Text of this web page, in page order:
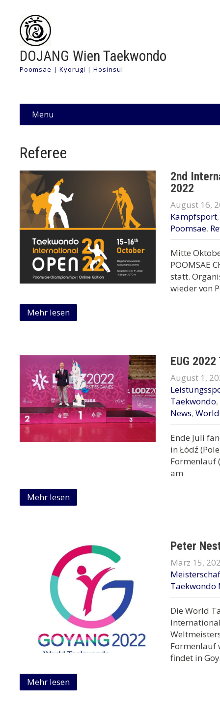
DOJANG Wien Taekwondo
Poomsae | Kyorugi | Hosinsul
Menu
Referee
2nd
2022
August 16,
Kampfsport
Poomsae,
Mitte
POOMSAE
statt.
wieder von
Mehr lesen
EUG
August 1,
Taekwondo,
News,
Ende Juli
in Łódź
Formenlauf
am
Mehr lesen
Peter
März 15,
Taekwondo
Die World
Formenlauf
findet in
Mehr lesen